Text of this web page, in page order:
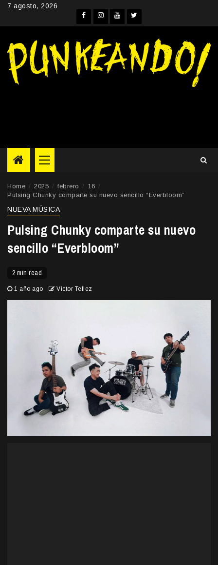
Skip7 agosto, 2026
Facebook
Instagram
YouTube
Twitter
Primary
Menu
Home 2025 febrero
16
Pulsing Chunky comparte su nuevo sencillo “Everbloom”
NUEVA MÚSICA
Pulsing Chunky comparte su nuevo
sencillo “Everbloom”
2 min read
1 año ago Victor Tellez